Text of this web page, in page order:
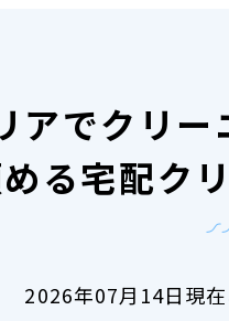
アでクリー
る宅配ク
2026年07月14日現在